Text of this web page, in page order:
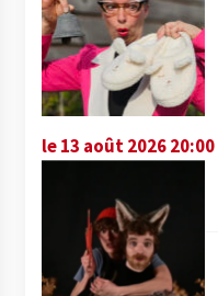
le 13 août 2026 20:00